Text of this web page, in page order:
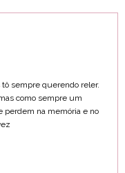
sempre querendo reler.
como sempre um
perdem na memória e no